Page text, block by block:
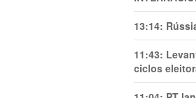
13:14:
11:43:
ciclos